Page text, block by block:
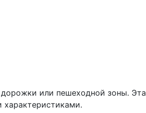
или пешеходной зоны. Эта
характеристиками.